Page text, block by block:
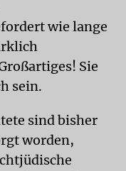
wie lange
Sie
sein.
sind bisher
worden,